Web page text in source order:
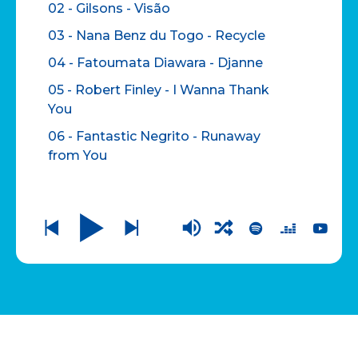
02 - Gilsons - Visão
03 - Nana Benz du Togo - Recycle
04 - Fatoumata Diawara - Djanne
05 - Robert Finley - I Wanna Thank
You
06 - Fantastic Negrito - Runaway
from You
08 - Michelle David & The True-Tones
- Speak To Me